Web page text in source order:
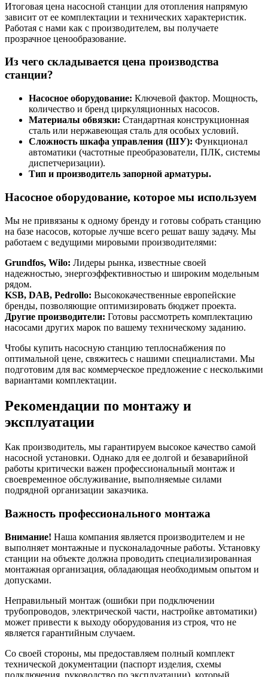
Итоговая цена насосной станции для отопления напрямую
зависит от ее комплектации и технических характеристик.
Работая с нами как с производителем, вы получаете
прозрачное ценообразование.
Из чего складывается цена производства
станции?
Насосное оборудование: Ключевой фактор. Мощность,
количество и бренд циркуляционных насосов.
Материалы обвязки: Стандартная конструкционная
сталь или нержавеющая сталь для особых условий.
Сложность шкафа управления (ШУ): Функционал
автоматики (частотные преобразователи, ПЛК, системы
диспетчеризации).
Тип и производитель запорной арматуры.
Насосное оборудование, которое мы используем
Мы не привязаны к одному бренду и готовы собрать станцию
на базе насосов, которые лучше всего решат вашу задачу. Мы
работаем с ведущими мировыми производителями:
Grundfos, Wilo: Лидеры рынка, известные своей
надежностью, энергоэффективностью и широким модельным
рядом.
KSB, DAB, Pedrollo: Высококачественные европейские
бренды, позволяющие оптимизировать бюджет проекта.
Другие производители: Готовы рассмотреть комплектацию
насосами других марок по вашему техническому заданию.
Чтобы купить насосную станцию теплоснабжения по
оптимальной цене, свяжитесь с нашими специалистами. Мы
подготовим для вас коммерческое предложение с несколькими
вариантами комплектации.
Рекомендации по монтажу и
эксплуатации
Как производитель, мы гарантируем высокое качество самой
насосной установки. Однако для ее долгой и безаварийной
работы критически важен профессиональный монтаж и
своевременное обслуживание, выполняемые силами
подрядной организации заказчика.
Важность профессионального монтажа
Внимание! Наша компания является производителем и не
выполняет монтажные и пусконаладочные работы. Установку
станции на объекте должна проводить специализированная
монтажная организация, обладающая необходимым опытом и
допусками.
Неправильный монтаж (ошибки при подключении
трубопроводов, электрической части, настройке автоматики)
может привести к выходу оборудования из строя, что не
является гарантийным случаем.
Со своей стороны, мы предоставляем полный комплект
технической документации (паспорт изделия, схемы
подключения, руководство по эксплуатации), который